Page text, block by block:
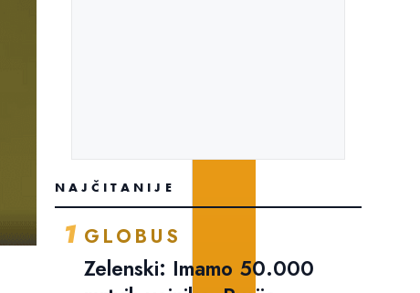
NAJČITANIJE
1 GLOBUS
Zelenski: Imamo 50.000